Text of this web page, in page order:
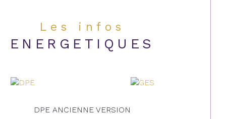
Les infos
ENERGETIQUES
DPE ANCIENNE VERSION